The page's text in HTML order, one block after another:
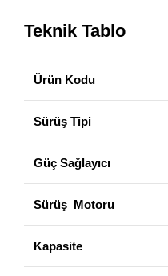
Teknik Tablo
Ürün Kodu
Sürüş Tipi
Güç Sağlayıcı
Sürüş Motoru
Kapasite